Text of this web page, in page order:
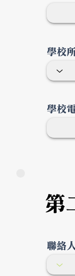
學校
學校
第
聯絡